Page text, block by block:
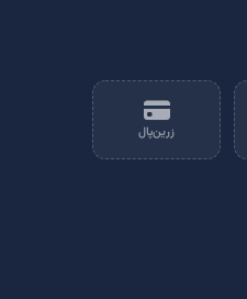
زرین‌پال